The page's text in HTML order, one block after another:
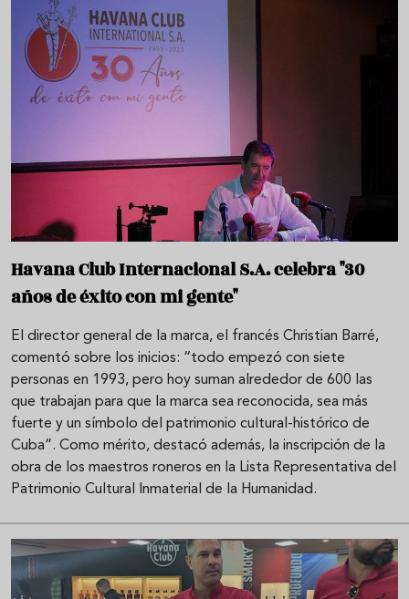
Havana Club Internacional S.A. celebra "30
años de éxito con mi gente"
El director general de la marca, el francés Christian Barré,
comentó sobre los inicios: “todo empezó con siete
personas en 1993, pero hoy suman alrededor de 600 las
que trabajan para que la marca sea reconocida, sea más
fuerte y un símbolo del patrimonio cultural-histórico de
Cuba”. Como mérito, destacó además, la inscripción de la
obra de los maestros roneros en la Lista Representativa del
Patrimonio Cultural Inmaterial de la Humanidad.